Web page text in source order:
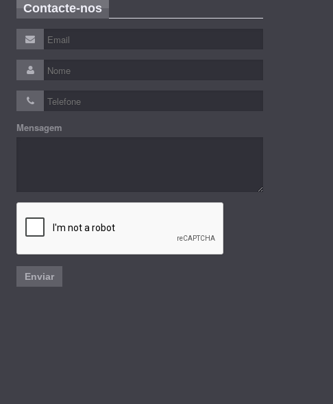
Contacte-nos
Mensagem
Enviar